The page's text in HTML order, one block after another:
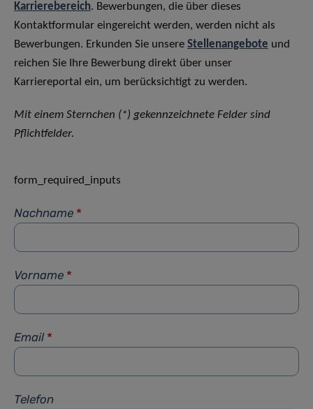
Karrierebereich. Bewerbungen, die über dieses
Kontaktformular eingereicht werden, werden nicht als
Bewerbungen. Erkunden Sie unsere Stellenangebote und
reichen Sie Ihre Bewerbung direkt über unser
Karriereportal ein, um berücksichtigt zu werden.
Mit einem Sternchen (*) gekennzeichnete Felder sind
Pflichtfelder.
form_required_inputs
Nachname *
Vorname *
Email *
Telefon